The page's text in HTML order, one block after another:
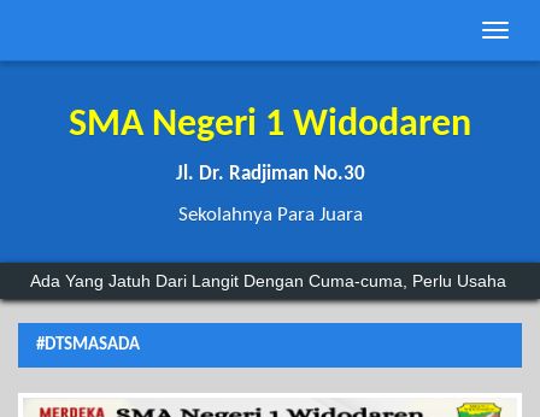
Toggle
SMA Negeri 1 Widodaren
Jl. Dr. Radjiman No.30
Sekolahnya Para Juara
Yang Jatuh Dari Langit Dengan Cuma-cuma, Perlu Usaha Dan Do'a.
#DTSMASADA